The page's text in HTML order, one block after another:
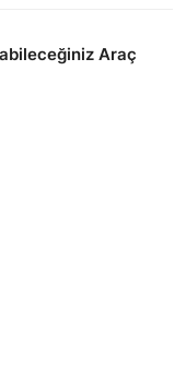
Araç